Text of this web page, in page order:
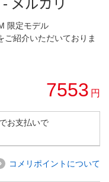
限定モデル
ご紹介いただいておりま
7553 円
お支払いで
コメリポイントについて